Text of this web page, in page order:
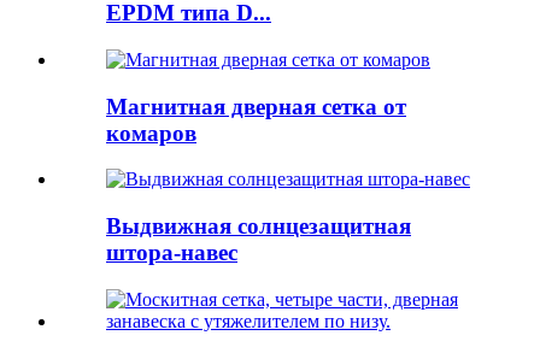
EPDM типа D...
Магнитная дверная сетка от
комаров
Выдвижная солнцезащитная
штора-навес